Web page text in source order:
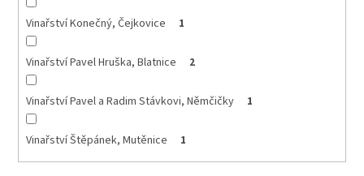
Vinařství Konečný, Čejkovice 1
Vinařství Pavel Hruška, Blatnice 2
Vinařství Pavel a Radim Stávkovi, Němčičky 1
Vinařství Štěpánek, Mutěnice 1